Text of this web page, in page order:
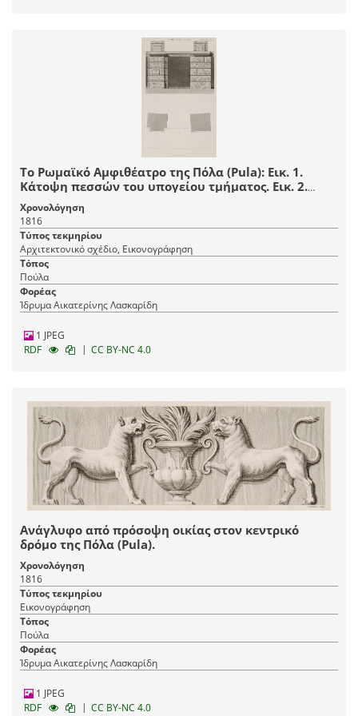
Το Ρωμαϊκό Αμφιθέατρο της Πόλα (Pula): Εικ. 1.
Κάτοψη πεσσών του υπογείου τμήματος. Εικ. 2.
Όψη του υπογείου.
Χρονολόγηση
1816
Τύπος τεκμηρίου
Αρχιτεκτονικό σχέδιο, Εικονογράφηση
Τόπος
Πούλα
Φορέας
Ίδρυμα Αικατερίνης Λασκαρίδη
1 JPEG
RDF
| CC BY-NC 4.0
Ανάγλυφο από πρόσοψη οικίας στον κεντρικό
δρόμο της Πόλα (Pula).
Χρονολόγηση
1816
Τύπος τεκμηρίου
Εικονογράφηση
Τόπος
Πούλα
Φορέας
Ίδρυμα Αικατερίνης Λασκαρίδη
1 JPEG
RDF
| CC BY-NC 4.0